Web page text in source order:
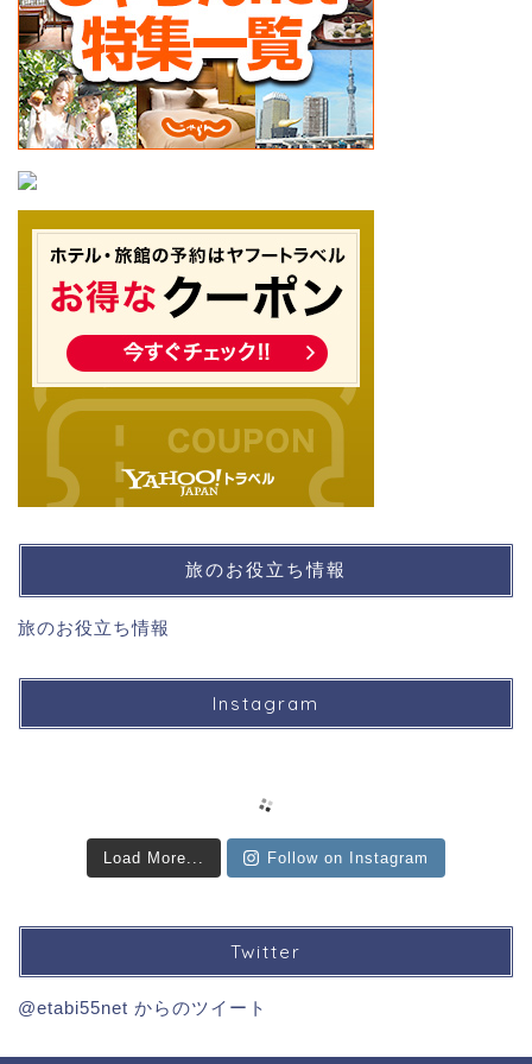
旅のお役立ち情報
旅のお役立ち情報
Instagram
Load More... Follow on Instagram
Twitter
@etabi55net からのツイート